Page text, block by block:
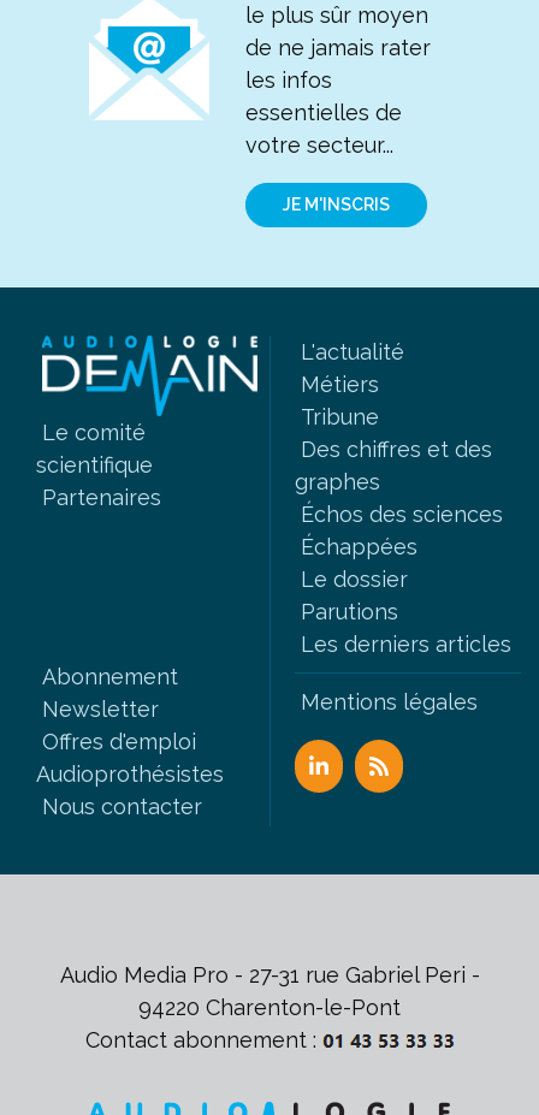
le plus sûr moyen
de ne jamais rater
les infos
essentielles de
votre secteur...
JE M'INSCRIS
Le comité
scientifique
Partenaires
L'actualité
Métiers
Tribune
Des chiffres et des
graphes
Échos des sciences
Échappées
Le dossier
Parutions
Les derniers articles
Abonnement
Newsletter
Offres d'emploi
Audioprothésistes
Nous contacter
Mentions légales
Audio Media Pro - 27-31 rue Gabriel Peri -
94220 Charenton-le-Pont
Contact abonnement :